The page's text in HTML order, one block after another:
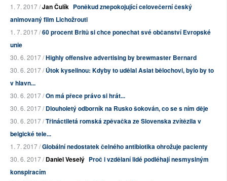
1. 7. 2017 /Jan Čulík Poněkud znepokojující celovečerní český
animovaný film Lichožrouti
1. 7. 2017 /60 procent Britů si chce ponechat své občanství Evropské
unie
30. 6. 2017 /Highly offensive advertising by brewmaster Bernard
30. 6. 2017 /Útok kyselinou: Kdyby to udělal Asiat bělochovi, bylo by to
v hlavn...
30. 6. 2017 /On má přece právo si hrát...
30. 6. 2017 /Dlouholetý odborník na Rusko šokován, co se s ním děje
30. 6. 2017 /Třináctiletá romská zpěvačka ze Slovenska zvítězila v
belgické tele...
1. 7. 2017 /Globální nedostatek čelného antibiotika ohrožuje pacienty
30. 6. 2017 /Daniel Veselý Proč i vzdělaní lidé podléhají nesmyslným
konspiracím